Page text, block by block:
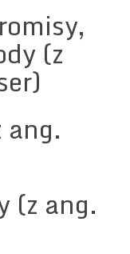
(z
(z ang.